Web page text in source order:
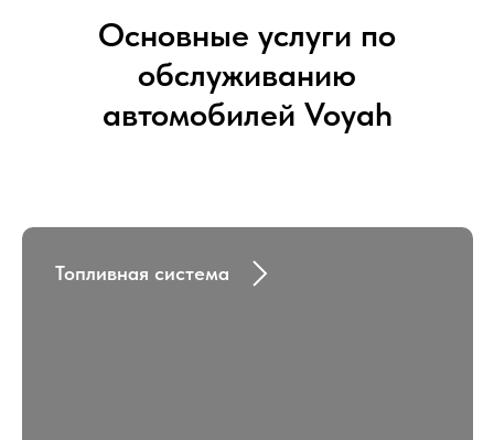
Основные услуги по
обслуживанию
автомобилей Voyah
Топливная система